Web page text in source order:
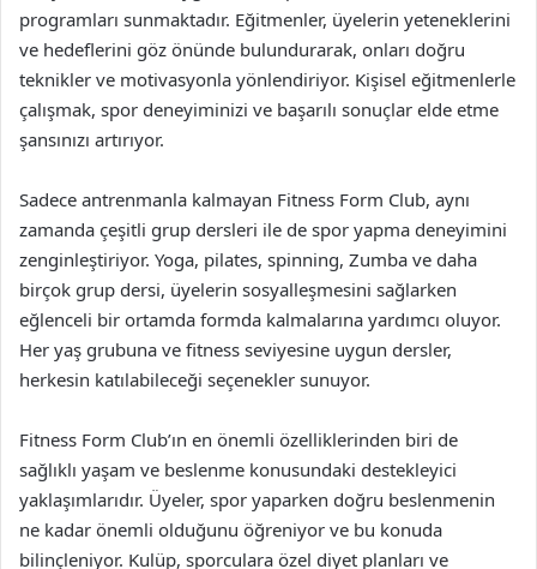
programları sunmaktadır. Eğitmenler, üyelerin yeteneklerini
ve hedeflerini göz önünde bulundurarak, onları doğru
teknikler ve motivasyonla yönlendiriyor. Kişisel eğitmenlerle
çalışmak, spor deneyiminizi ve başarılı sonuçlar elde etme
şansınızı artırıyor.
Sadece antrenmanla kalmayan Fitness Form Club, aynı
zamanda çeşitli grup dersleri ile de spor yapma deneyimini
zenginleştiriyor. Yoga, pilates, spinning, Zumba ve daha
birçok grup dersi, üyelerin sosyalleşmesini sağlarken
eğlenceli bir ortamda formda kalmalarına yardımcı oluyor.
Her yaş grubuna ve fitness seviyesine uygun dersler,
herkesin katılabileceği seçenekler sunuyor.
Fitness Form Club’ın en önemli özelliklerinden biri de
sağlıklı yaşam ve beslenme konusundaki destekleyici
yaklaşımlarıdır. Üyeler, spor yaparken doğru beslenmenin
ne kadar önemli olduğunu öğreniyor ve bu konuda
bilinçleniyor. Kulüp, sporculara özel diyet planları ve